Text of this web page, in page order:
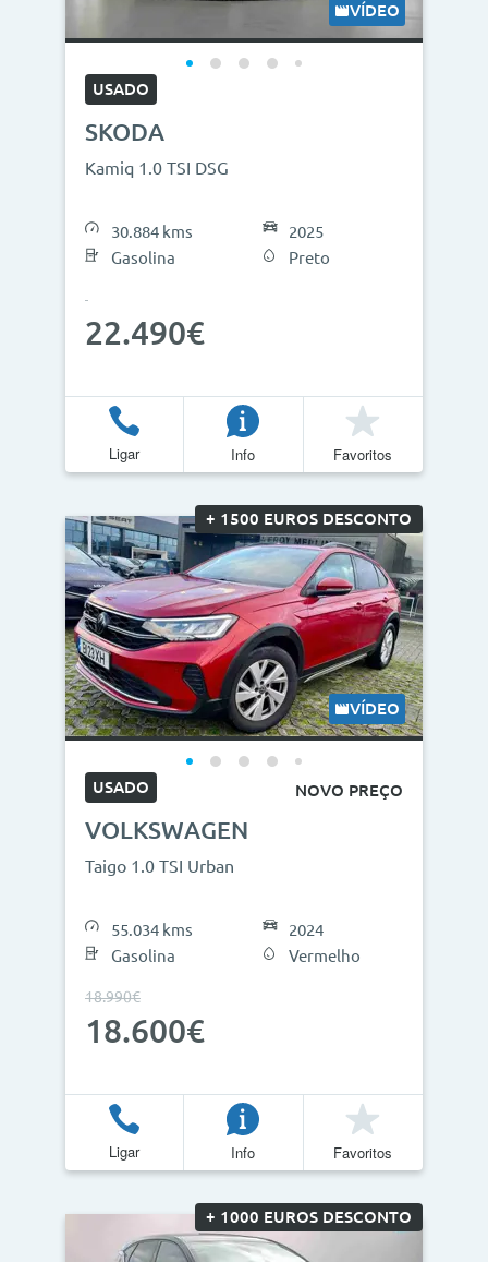
VÍDEO
USADO
SKODA
Kamiq 1.0 TSI DSG
30.884 kms
Gasolina
2025
Preto
22.490€
Ligar Info Favoritos
+ 1500 EUROS DESCONTO
VÍDEO
USADO NOVO PREÇO
VOLKSWAGEN
Taigo 1.0 TSI Urban
55.034 kms
Gasolina
2024
Vermelho
18.990€
18.600€
Ligar Info Favoritos
+ 1000 EUROS DESCONTO